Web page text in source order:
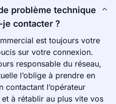
problème technique
contacter ?
est toujours votre
sur votre connexion.
responsable du réseau,
l’oblige à prendre en
contactant l’opérateur
à rétablir au plus vite vos